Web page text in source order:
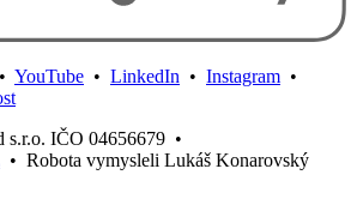
• YouTube • LinkedIn • Instagram •
s.r.o. IČO 04656679 •
• Robota vymysleli Lukáš Konarovský